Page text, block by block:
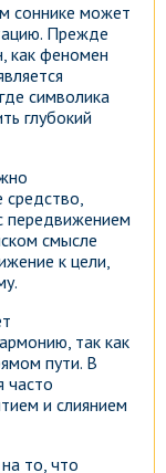
соннике может
Прежде
как феномен
символика
глубокий
средство,
передвижением
смысле
к цели,
так как
пути. В
часто
и слиянием
то, что